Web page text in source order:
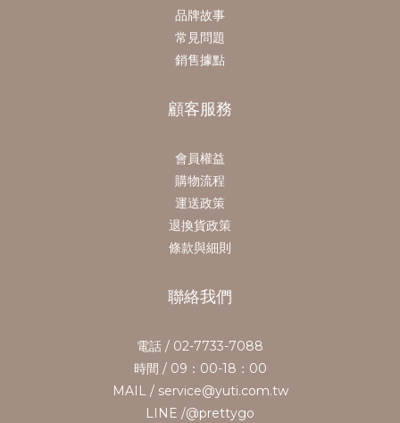
品牌故事
常見問題
銷售據點
顧客服務
會員權益
購物流程
運送政策
退換貨政策
條款與細則
聯絡我們
電話 / 02-7733-7088
時間 / 09：00-18：00
MAIL / service@yuti.com.tw
LINE /@prettygo